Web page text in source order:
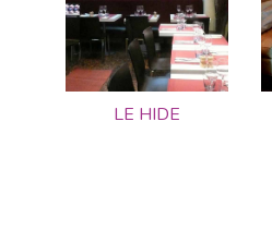
LE HIDE